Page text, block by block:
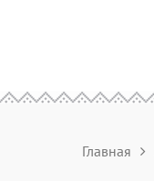
Главная